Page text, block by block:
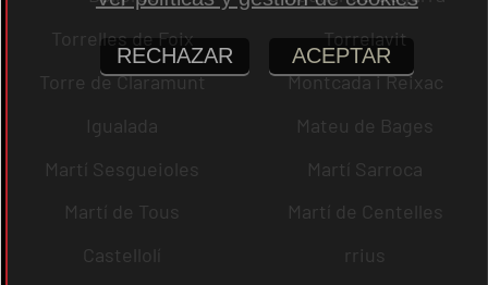
Torrelles de Foix
Torrelavit
Torre de Claramunt
Montcada i Reixac
Igualada
Mateu de Bages
Martí Sesgueioles
Martí Sarroca
Martí de Tous
Martí de Centelles
Castellolí
rrius
RECHAZAR ACEPTAR